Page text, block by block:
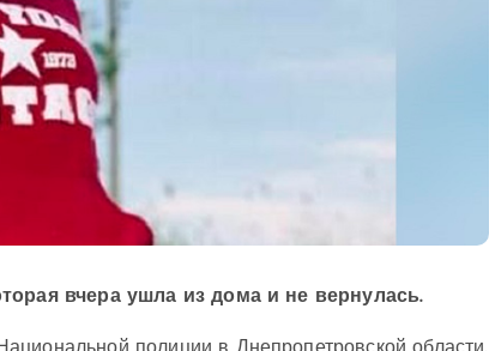
вчера ушла из дома и не вернулась.